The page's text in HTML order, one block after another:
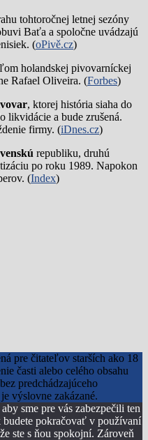
tohtoročnej letnej sezóny
Baťa a spoločne uvádzajú
(oPivě.cz)
holandskej pivovarníckej
Rafael Oliveira. (Forbes)
, ktorej história siaha do
likvidácie a bude zrušená.
firmy. (iDnes.cz)
republiku, druhú
po roku 1989. Napokon
(Index)
pre čitateľov starších ako 18
časti alebo celého obsahu
predchádzajúceho
výslovne zakázané.
sme pre vás zabezpečili ten
pokračovať v používaní
ste s ňou spokojní. Zároveň